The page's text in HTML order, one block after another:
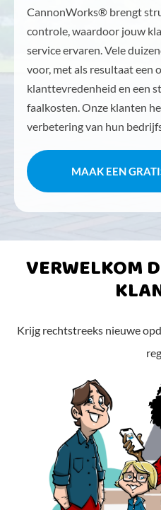
CannonWorks® brengt
controle, waardoor jouw
service ervaren. Vele
voor, met als resultaat een
klanttevredenheid en een
faalkosten. Onze klanten
verbetering van hun
MAAK EEN
VERWELKOM
Krijg rechtstreeks nieuwe